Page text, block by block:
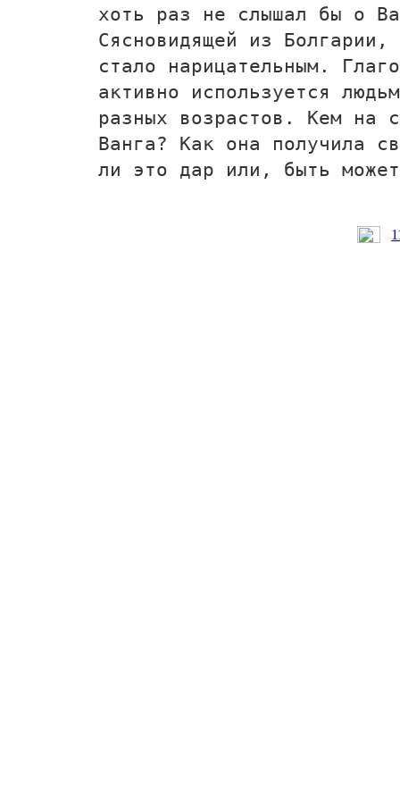
хоть раз не слышал бы о
Сясновидящей из Болгарии,
стало нарицательным.
активно используется
разных возрастов. Кем на
Ванга? Как она получила
ли это дар или, быть